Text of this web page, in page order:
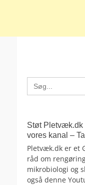
Search
for:
Støt Pletvæk.dk
vores kanal –
Pletvæk.dk er et
råd om
mikrobiologi og
også denne